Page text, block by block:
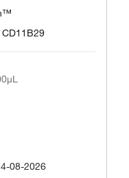
CD11B29
08-2026